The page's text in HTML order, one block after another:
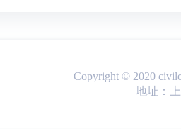
Copyright © 2020
地址：